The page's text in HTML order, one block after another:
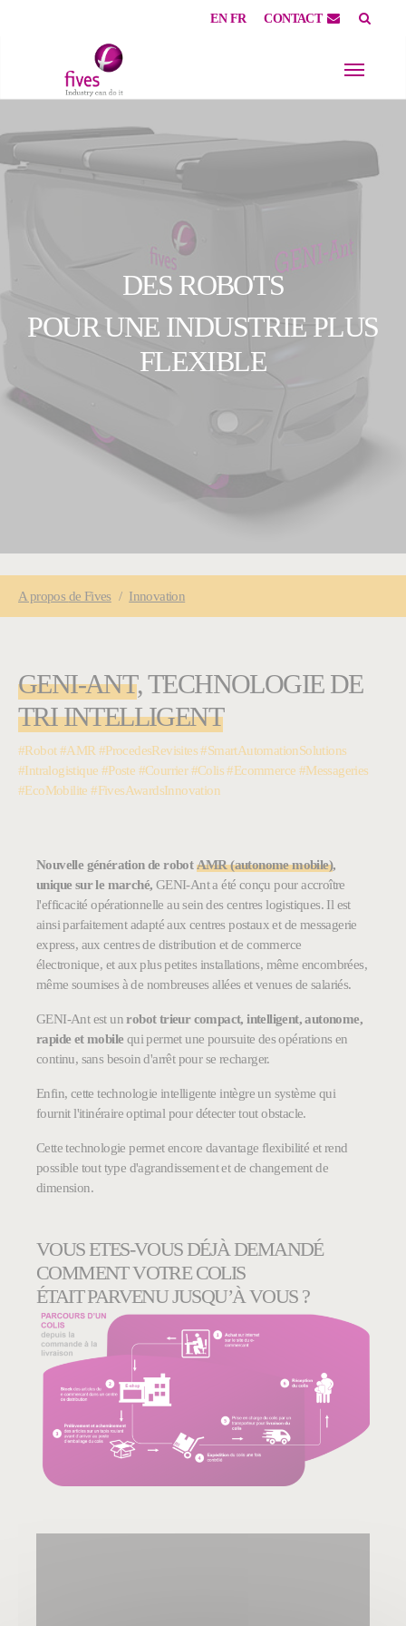
EN FR CONTACT
DES ROBOTS
POUR UNE INDUSTRIE PLUS
FLEXIBLE
A propos de Fives Innovation
GENI-ANT, TECHNOLOGIE DE
TRI INTELLIGENT
#Robot #AMR #ProcedesRevisites #SmartAutomationSolutions
#Intralogistique #Poste #Courrier #Colis #Ecommerce #Messageries
#EcoMobilite #FivesAwardsInnovation
Nouvelle génération de robotAMR (autonome mobile),
unique sur le marché, GENI-Ant a été conçu pour accroître
l'efficacité opérationnelle au sein des centres logistiques. Il est
ainsi parfaitement adapté aux centres postaux et de messagerie
express, aux centres de distribution et de commerce
électronique, et aux plus petites installations, même encombrées,
même soumises à de nombreuses allées et venues de salariés.
GENI-Ant est unrobot trieur compact, intelligent, autonome,
rapide et mobile qui permet une poursuite des opérations en
continu, sans besoin d'arrêt pour se recharger.
Enfin, cette technologie intelligente intègre un système qui
fournit l'itinéraire optimal pour détecter tout obstacle.
Cette technologie permet encore davantage flexibilité et rend
possible tout type d'agrandissement et de changement de
dimension.
VOUS ETES-VOUS DÉJÀ DEMANDÉ
COMMENT VOTRE COLIS
ÉTAIT PARVENU JUSQU’À VOUS ?